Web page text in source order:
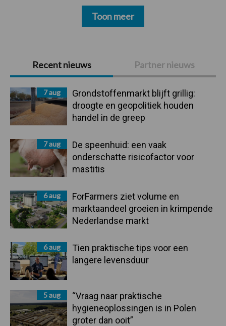
Primaire
Sidebar
Recent nieuws Partner nieuws
7 aug
Grondstoffenmarkt blijft grillig:
droogte en geopolitiek houden
handel in de greep
7 aug
De speenhuid: een vaak
onderschatte risicofactor voor
mastitis
6 aug
ForFarmers ziet volume en
marktaandeel groeien in krimpende
Nederlandse markt
6 aug
Tien praktische tips voor een
langere levensduur
5 aug
“Vraag naar praktische
hygieneoplossingen is in Polen
groter dan ooit”
Toon meer